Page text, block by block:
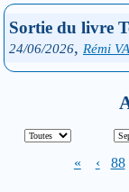
Sortie du livre
24/06/2026, Rémi
« ‹ 88